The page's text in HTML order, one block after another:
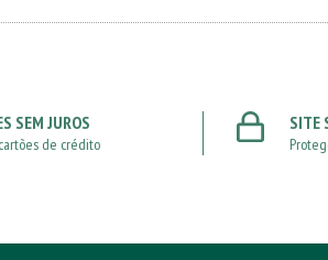
SEM JUROS
de crédito
SITE